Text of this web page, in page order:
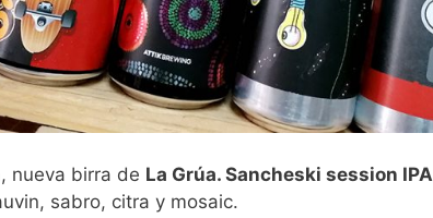
nueva birra de La Grúa. Sancheski session IPA
sabro, citra y mosaic.